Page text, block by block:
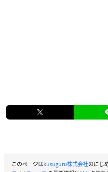
このページはkusuguru株式会社のにじ